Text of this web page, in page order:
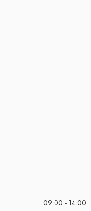
09:00 - 14:00